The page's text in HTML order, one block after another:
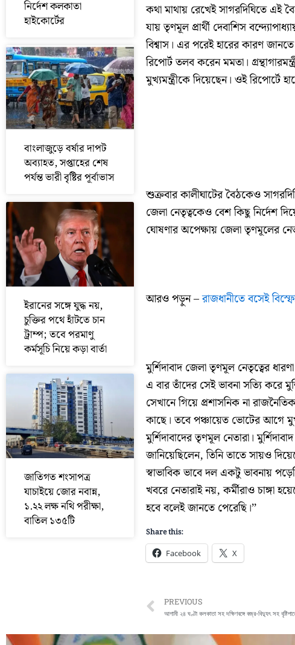
নির্দেশ কলকাতা
হাইকোর্টের
বাংলাজুড়ে বর্ষার দাপট
অব্যাহত, সপ্তাহের শেষ
পর্যন্ত ভারী বৃষ্টির পূর্বাভাস
ইরানের সঙ্গে যুদ্ধ নয়,
চুক্তির পথে হাঁটতে চান
ট্রাম্প; তবে পরমাণু
কর্মসূচি নিয়ে কড়া বার্তা
জাতিগত শংসাপত্র
যাচাইয়ে জোর নবান্ন,
১.২২ লক্ষ নথি পরীক্ষা,
বাতিল ১৩৫টি
কথা মাথায় রেখেই সাগরদিঘিতে এই
যায় তৃণমূল প্রার্থী দেবাশিস
বিশ্বাস। এর পরেই হারের কারণ
রিপোর্ট তলব করেন মমতা।
মুখ্যমন্ত্রীকে দিয়েছেন। ওই রিপোর্টে
শুক্রবার কালীঘাটের বৈঠকেও
জেলা নেতৃত্বকেও বেশ কিছু নির্দেশ
ঘোষণার অপেক্ষায় জেলা তৃণমূলের
আরও পড়ুন –রাজধানীতে বসেই
মুর্শিদাবাদ জেলা তৃণমূল নেতৃত্বের
এ বার তাঁদের সেই ভাবনা সত্যি করে
সেখানে গিয়ে প্রশাসনিক না
কাছে। তবে পঞ্চায়েত ভোটের আগে
মুর্শিদাবাদের তৃণমূল নেতারা।
জানিয়েছিলেন, তিনি তাতে সায়ও
স্বাভাবিক ভাবে দল একটু ভাবনায়
খবরে নেতারাই নয়, কর্মীরাও চাঙ্গা
হবে বলেই জানতে পেরেছি।’’
Share this:
Facebook X
Prev
PREVIOUS
আগামী ২৪ ঘণ্টা কলকাতা সহ দক্ষিণবঙ্গে বজ্র-বিদ্যুৎ সহ